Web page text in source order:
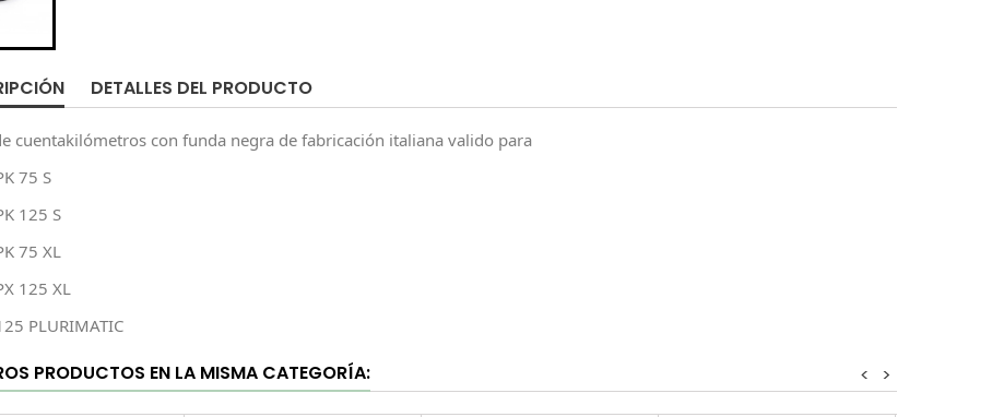
DETALLES DEL PRODUCTO
cuentakilómetros con funda negra de fabricación italiana valido para
75 S
125 S
75 XL
125 XL
PLURIMATIC
PRODUCTOS EN LA MISMA CATEGORÍA: >
<